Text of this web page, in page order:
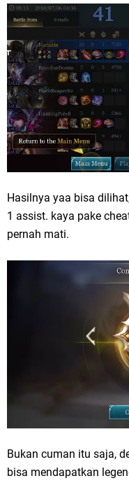
Hasilnya yaa bisa
1 assist. kaya pake
pernah mati.
Bukan cuman itu saja,
bisa mendapatkan